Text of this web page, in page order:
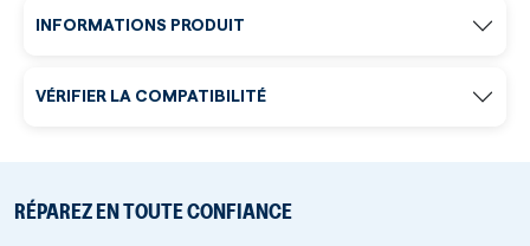
INFORMATIONS PRODUIT
RÉPAREZ EN TOUTE CONFIANCE
VÉRIFIER LA COMPATIBILITÉ